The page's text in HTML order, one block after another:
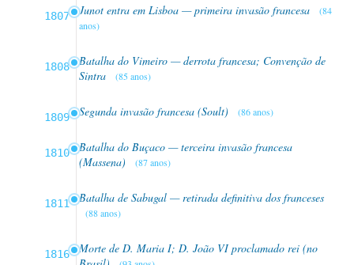
1807 Junot entra em Lisboa — primeira invasão francesa
(84
anos)
1808
Batalha do Vimeiro — derrota francesa; Convenção de
Sintra
(85 anos)
1809 Segunda invasão francesa (Soult) (86 anos)
1810
Batalha do Buçaco — terceira invasão francesa
(Massena)
(87 anos)
1811 Batalha de Sabugal — retirada definitiva dos franceses
(88 anos)
1816
Morte de D. Maria I; D. João VI proclamado rei (no